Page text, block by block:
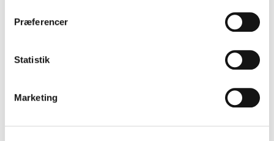
Præferencer
Statistik
Marketing